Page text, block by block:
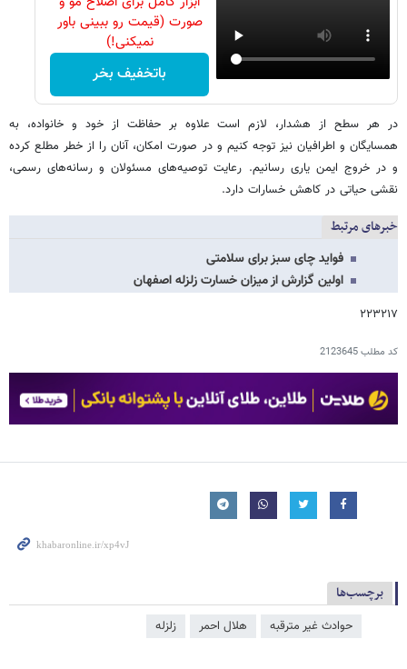
صورت (قیمت رو ببینی باور
نمیکنی!)
باتخفیف بخر
در هر سطح از هشدار، لازم است علاوه بر حفاظت از خود و خانواده، به
همسایگان و اطرافیان نیز توجه کنیم و در صورت امکان، آنان را از خطر مطلع کرده
و در خروج ایمن یاری رسانیم. رعایت توصیه‌های مسئولان و رسانه‌های رسمی،
نقشی حیاتی در کاهش خسارات دارد.
خبرهای مرتبط
فواید چای سبز برای سلامتی
اولین گزارش از میزان خسارت زلزله اصفهان
۲۲۳۲۱۷
کد مطلب2123645
برچسب‌ها
حوادث غیر مترقبه هلال احمر زلزله